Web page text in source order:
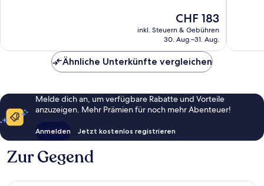
Der
Preis
beträgt
CHF 183
inkl. Steuern & Gebühren
30. Aug.–31. Aug.
Ähnliche Unterkünfte vergleichen
Melde dich an, um verfügbare Rabatte und Vorteile
anzuzeigen. Mehr Prämien für noch mehr Abenteuer!
Anmelden Jetzt kostenlos registrieren
Zur Gegend